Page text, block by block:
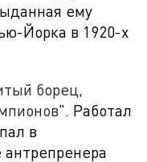
ему
Йорка в 1920-х
борец,
". Работал
в